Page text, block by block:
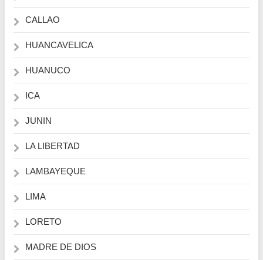
CALLAO
HUANCAVELICA
HUANUCO
ICA
JUNIN
LA LIBERTAD
LAMBAYEQUE
LIMA
LORETO
MADRE DE DIOS